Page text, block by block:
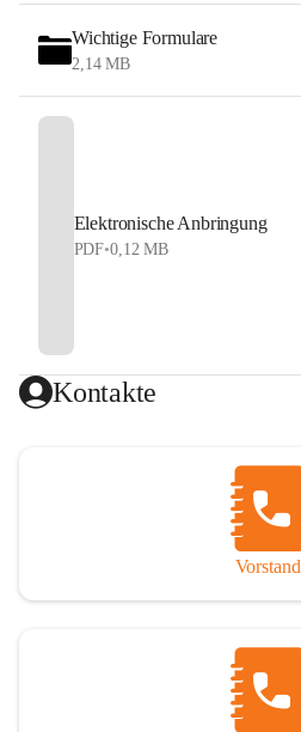
Wichtige Formulare
2,14 MB
Elektronische Anbringung
PDF•0,12 MB
Kontakte
Vorstand